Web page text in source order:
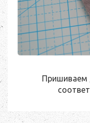
Пришиваем